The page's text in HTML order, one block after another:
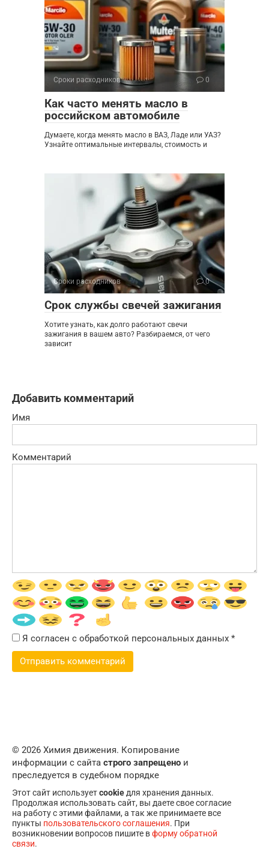
Сроки расходников 0
Как часто менять масло в
российском автомобиле
Думаете, когда менять масло в ВАЗ, Ладе или УАЗ?
Узнайте оптимальные интервалы, стоимость и
Сроки расходников 0
Срок службы свечей зажигания
Хотите узнать, как долго работают свечи
зажигания в вашем авто? Разбираемся, от чего
зависит
Добавить комментарий
Имя
Комментарий
Я согласен с обработкой персональных данных *
© 2026 Химия движения. Копирование
информации с сайта строго запрещено и
преследуется в судебном порядке
Этот сайт используетcookieдля хранения данных.
Продолжая использовать сайт, вы даете свое согласие
на работу с этими файлами, а так же принимаете все
пункты пользовательского соглашения. При
возникновении вопросов пишите вформу обратной
связи.